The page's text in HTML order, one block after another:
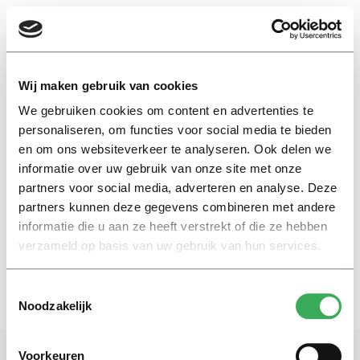
Wij maken gebruik van cookies
We gebruiken cookies om content en advertenties te
personaliseren, om functies voor social media te bieden
en om ons websiteverkeer te analyseren. Ook delen we
informatie over uw gebruik van onze site met onze
partners voor social media, adverteren en analyse. Deze
partners kunnen deze gegevens combineren met andere
informatie die u aan ze heeft verstrekt of die ze hebben
verzameld op basis van uw gebruik van hun services.
Noodzakelijk
Voorkeuren
EN
studentenzaken
Achtergrond
Jaaroverzicht 2015:
Studentenzaken
22 december 2015